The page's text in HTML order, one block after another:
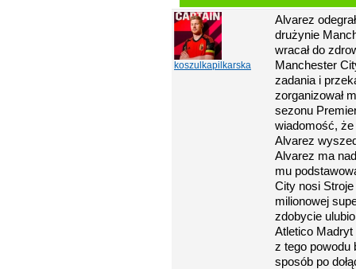
koszulkapilkarska
Alvarez
drużynie
wracał do
Manchester
zadania i
zorganizował
sezonu
wiadomość,
Alvarez
Alvarez ma
mu
City nosi Stroje
milionowej
zdobycie
Atletico
z tego powodu
sposób po